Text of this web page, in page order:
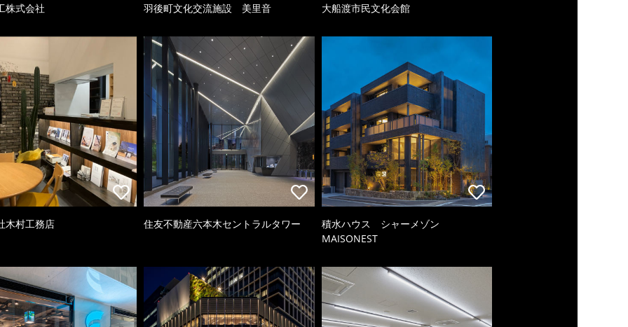
株式会社 羽後町文化交流施設 美里音 大船渡市民文化会館
木村工務店 住友不動産六本木セントラルタワー
積水ハウス シャーメゾン
MAISONEST